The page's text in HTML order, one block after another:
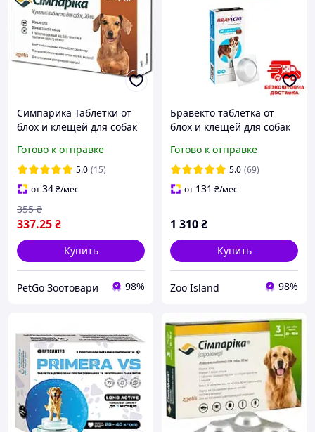
Симпарика Таблетки от
блох и клещей для собак
таблетка
Готово к отправке
5.0 (15)
от34₴/мес
337.25₴
355 ₴
Купить
PetGo Зоотовари 98%
Бравекто таблетка от
блох и клещей для собак
мг
Готово к отправке
5.0 (69)
от 131 ₴/мес
1 310₴
Купить
Zoo Island 98%